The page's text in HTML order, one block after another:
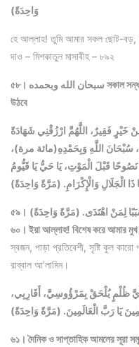
وَاحِدَةً)
হে আল্লাহ! তুমি আমার সকল ছোট-বড়,
দাও – মিশকাতুল মাসাবীহ – ৮৯২
৫৮। سبحان الله وبحمده সকাল সন্ধায় পড়লে কিয়ামতের দিন সবচেয়ে বেশি সওয়াব নিয়ে
উঠবে
خَيْرٍ فَقِيرٌ، اللَّهُمَّ ارْزُقْنِي شَهَادَةً
اللَّهِ وَبِحَمْدِهِ(مائة مرة)،
نَصُوحًا قَبْلَ الْمَوْتِ، يَا حَيُّ يَا قَيُّومُ
الْجَلَالِ وَالْإِكْرَامِ. (مَرَّةً وَاحِدَةً)
৫৯। سَبَبًا لِمَنْ اهْتَدَى. (مَرَّةً وَاحِدَةً)
৬০। ইয়া আল্লাহ! বিশেষ করে আমার মুখ
স্বজন, পাড়া প্রতিবেশী, সৃষ্টি কুল
রাব্বাল আ’লামিন।
ظُلْمٍ يُلْحَقْ بِمَرْؤُوسِيَّ، أَقَارِبِي،
يَا رَبَّ الْعَالَمِينَ. (مَرَّةً وَاحِدَةً)
৬১। দৈনিক ও সাপ্তাহিক আমলের সূরা